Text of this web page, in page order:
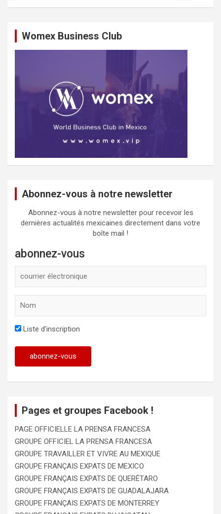
Womex Business Club
Abonnez-vous à notre newsletter
Abonnez-vous à notre newsletter pour recevoir les
dernières actualités mexicaines directement dans votre
boîte mail !
abonnez-vous
Liste d'inscription
Pages et groupes Facebook !
PAGE OFFICIELLE LA PRENSA FRANCESA
GROUPE OFFICIEL LA PRENSA FRANCESA
GROUPE TRAVAILLER ET VIVRE AU MEXIQUE
GROUPE FRANÇAIS EXPATS DE MEXICO
GROUPE FRANÇAIS EXPATS DE QUERÉTARO
GROUPE FRANÇAIS EXPATS DE GUADALAJARA
GROUPE FRANÇAIS EXPATS DE MONTERREY